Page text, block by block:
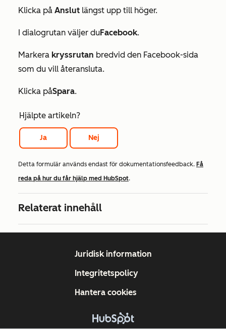
Klicka på Anslut längst upp till höger.
I dialogrutan väljer duFacebook.
Markera kryssrutan bredvid den Facebook-sida
som du vill återansluta.
Klicka påSpara.
Hjälpte artikeln?
Ja Nej
Detta formulär används endast för dokumentationsfeedback. Få
reda på hur du får hjälp med HubSpot.
Relaterat innehåll
Juridisk information
Integritetspolicy
Hantera cookies